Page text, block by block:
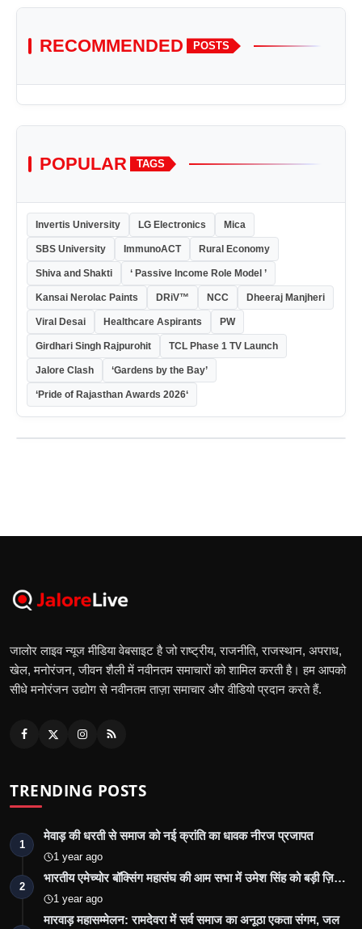
RECOMMENDED POSTS
POPULAR TAGS
Invertis University LG Electronics Mica
SBS University ImmunoACT Rural Economy
Shiva and Shakti ‘ Passive Income Role Model ’
Kansai Nerolac Paints DRiV™ NCC Dheeraj Manjheri
Viral Desai Healthcare Aspirants PW
Girdhari Singh Rajpurohit TCL Phase 1 TV Launch
Jalore Clash ‘Gardens by the Bay’
‘Pride of Rajasthan Awards 2026‘
जालोर लाइव न्यूज मीडिया वेबसाइट है जो राष्ट्रीय, राजनीति, राजस्थान, अपराध,
खेल, मनोरंजन, जीवन शैली में नवीनतम समाचारों को शामिल करती है। हम आपको
सीधे मनोरंजन उद्योग से नवीनतम ताज़ा समाचार और वीडियो प्रदान करते हैं.
TRENDING POSTS
1
मेवाड़ की धरती से समाज को नई क्रांति का धावक नीरज प्रजापत
1 year ago
2
भारतीय एमेच्योर बॉक्सिंग महासंघ की आम सभा में उमेश सिंह को बड़ी ज़ि…
1 year ago
मारवाड़ महासम्मेलन: रामदेवरा में सर्व समाज का अनूठा एकता संगम, जल